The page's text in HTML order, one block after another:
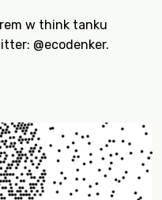
w think tanku
@ecodenker.